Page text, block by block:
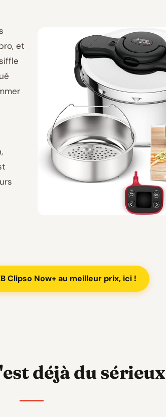
et
Clipso Now+ au meilleur prix, ici !
déjà du sérieux